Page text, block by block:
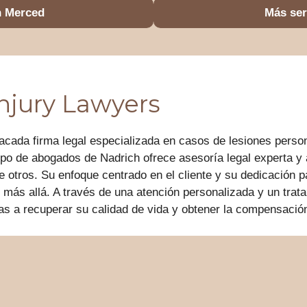
Merced Más
Lawyers
firma legal especializada en casos de lesiones
de abogados de Nadrich ofrece asesoría legal experta
otros. Su enfoque centrado en el cliente y su dedicación
allá. A través de una atención personalizada y un
a recuperar su calidad de vida y obtener la